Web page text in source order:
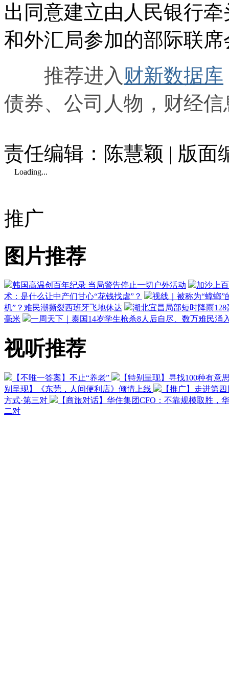
出同意建立由人民银行
和外汇局参加的部际联
推荐进入 财新数据库
债券、公司人物，财经
责任编辑：陈慧颖 | 版面
Loading...
推广
图片推荐
韩国高温创百年纪录 当局警告停止一切户外活动
加沙上
术：是什么让中产们甘心“花钱找虐”？
视线｜被称为“蟑螂
机”？难民潮撕裂西班牙飞地休达
湖北宜昌局部短时降雨
毫米
一周天下｜泰国14岁学生枪杀8人后自尽、数万难民涌
视听推荐
【不唯一答案】不止“养老”
【特别呈现】寻找100种有意
别呈现】《东莞，人间便利店》倾情上线
【推广】走进第
方式·第三对
【商旅对话】华住集团CFO：不靠规模取胜，
二对